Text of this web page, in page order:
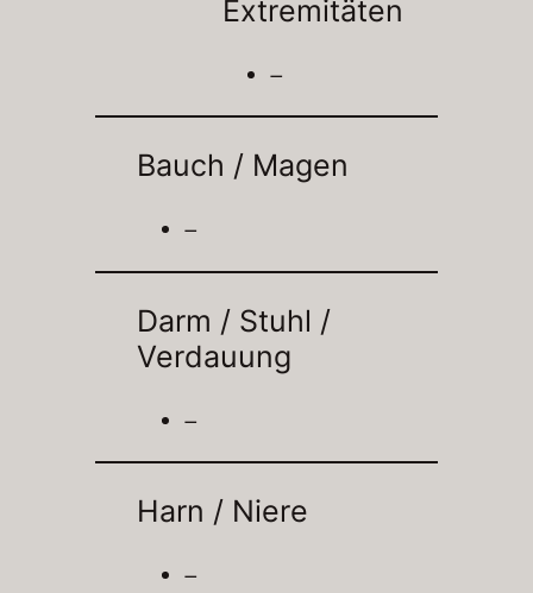
Extremitäten
–
Bauch / Magen
–
Darm / Stuhl /
Verdauung
–
Harn / Niere
–